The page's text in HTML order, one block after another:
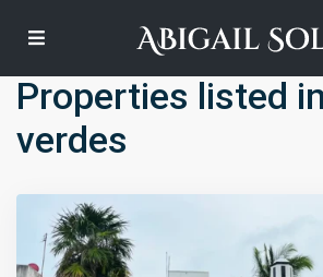
Properties listed
verdes